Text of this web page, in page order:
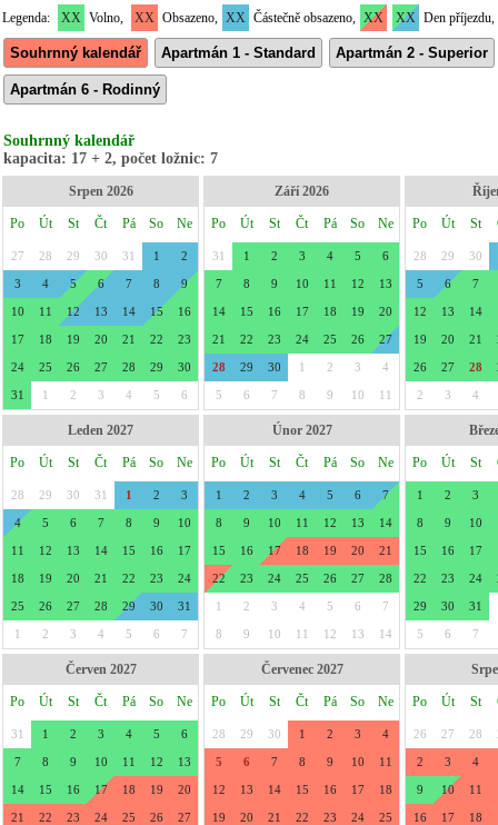
Legenda: XX Volno, XX Obsazeno, XX Částečně obsazeno, XX XX Den příjezdu,
Souhrnný kalendář Apartmán 1 - Standard Apartmán 2 - Superior
Apartmán 6 - Rodinný
Souhrnný kalendář
kapacita: 17 + 2, počet ložnic: 7
Srpen 2026
Po Út St Čt Pá So Ne
27 28 29 30 31 1 2
3 4 5 6 7 8 9
10 11 12 13 14 15 16
17 18 19 20 21 22 23
24 25 26 27 28 29 30
31 1 2 3 4 5 6
Září 2026
Po Út St Čt Pá So Ne
31 1 2 3 4 5 6
7 8 9 10 11 12 13
14 15 16 17 18 19 20
21 22 23 24 25 26 27
28 29 30 1 2 3 4
5 6 7 8 9 10 11
Po Út St
28 29 30
5 6 7
12 13 14
19 20 21
26 27 28
2 3 4
Leden 2027
Po Út St Čt Pá So Ne
28 29 30 31 1 2 3
4 5 6 7 8 9 10
11 12 13 14 15 16 17
18 19 20 21 22 23 24
25 26 27 28 29 30 31
1 2 3 4 5 6 7
Únor 2027
Po Út St Čt Pá So Ne
1 2 3 4 5 6 7
8 9 10 11 12 13 14
15 16 17 18 19 20 21
22 23 24 25 26 27 28
1 2 3 4 5 6 7
8 9 10 11 12 13 14
Po Út St
1 2 3
8 9 10
15 16 17
22 23 24
29 30 31
5 6 7
Červen 2027
Po Út St Čt Pá So Ne
31 1 2 3 4 5 6
7 8 9 10 11 12 13
14 15 16 17 18 19 20
21 22 23 24 25 26 27
Červenec 2027
Po Út St Čt Pá So Ne
28 29 30 1 2 3 4
5 6 7 8 9 10 11
12 13 14 15 16 17 18
19 20 21 22 23 24 25
Po Út St
26 27 28
2 3 4
9 10 11
16 17 18